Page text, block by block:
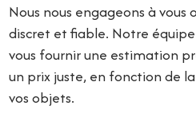
Nous nous engageons à vous
discret et fiable. Notre
vous fournir une estimation
un prix juste, en fonction de
vos objets.